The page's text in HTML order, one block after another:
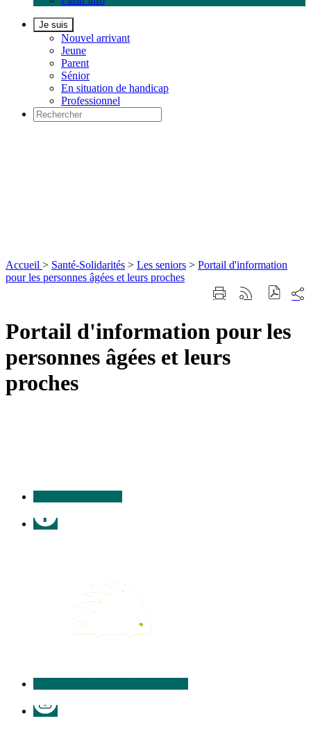
Je suis
Nouvel arrivant
Jeune
Parent
Sénior
En situation de handicap
Professionnel
Accueil > Santé-Solidarités > Les seniors > Portail d'information
pour les personnes âgées et leurs proches
ImprimerGénérer
RSS
sur
Portail d'information pour les
personnes âgées et leurs
proches